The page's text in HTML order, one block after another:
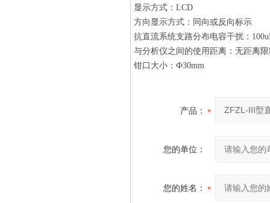
显示方式：LCD
方向显示方式：同向或反向标示
抗直流系统支路分布电容干扰：
与分析仪之间的使用距离：无距离
钳口大小：Ф30mm
产品：
您的单位：
您的姓名：